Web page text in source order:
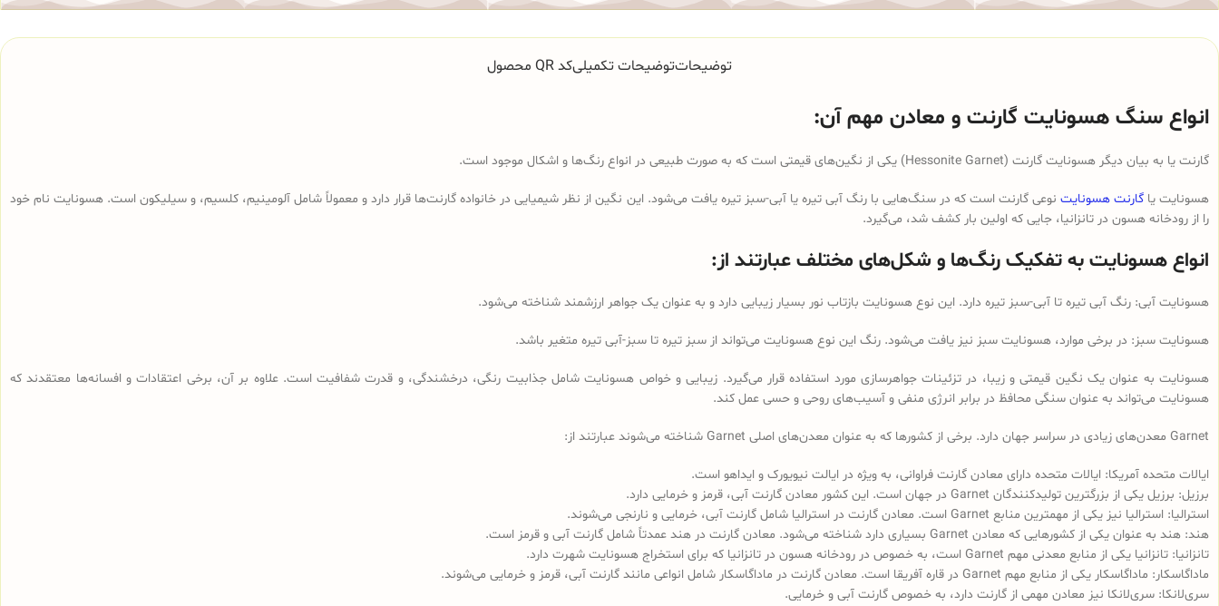
توضیحاتتوضیحات تکمیلیکد QR محصول
انواع سنگ هسونایت گارنت و معادن مهم آن:
گارنت یا به بیان دیگر هسونایت گارنت (Hessonite Garnet) یکی از نگین‌های قیمتی است که به صورت طبیعی در انواع رنگ‌ها و اشکال موجود است.
هسونایت یاگارنت هسونایت نوعی گارنت است که در سنگ‌هایی با رنگ آبی تیره یا آبی-سبز تیره یافت می‌شود. این نگین از نظر شیمیایی در خانواده گارنت‌ها قرار دارد و معمولاً شامل آلومینیم، کلسیم، و سیلیکون است. هسونایت نام خود
را از رودخانه هسون در تانزانیا، جایی که اولین بار کشف شد، می‌گیرد.
انواع هسونایت به تفکیک رنگ‌ها و شکل‌های مختلف عبارتند از:
هسونایت آبی: رنگ آبی تیره تا آبی-سبز تیره دارد. این نوع هسونایت بازتاب نور بسیار زیبایی دارد و به عنوان یک جواهر ارزشمند شناخته می‌شود.
هسونایت سبز: در برخی موارد، هسونایت سبز نیز یافت می‌شود. رنگ این نوع هسونایت می‌تواند از سبز تیره تا سبز-آبی تیره متغیر باشد.
هسونایت به عنوان یک نگین قیمتی و زیبا، در تزئینات جواهرسازی مورد استفاده قرار می‌گیرد. زیبایی و خواص هسونایت شامل جذابیت رنگی، درخشندگی، و قدرت شفافیت است. علاوه بر آن، برخی اعتقادات و افسانه‌ها معتقدند که
هسونایت می‌تواند به عنوان سنگی محافظ در برابر انرژی منفی و آسیب‌های روحی و حسی عمل کند.
Garnet معدن‌های زیادی در سراسر جهان دارد. برخی از کشورها که به عنوان معدن‌های اصلی Garnet شناخته می‌شوند عبارتند از:
ایالات متحده آمریکا: ایالات متحده دارای معادن گارنت فراوانی، به ویژه در ایالت نیویورک و ایداهو است.
برزیل: برزیل یکی از بزرگترین تولیدکنندگان Garnet در جهان است. این کشور معادن گارنت آبی، قرمز و خرمایی دارد.
استرالیا: استرالیا نیز یکی از مهمترین منابع Garnet است. معادن گارنت در استرالیا شامل گارنت آبی، خرمایی و نارنجی می‌شوند.
هند: هند به عنوان یکی از کشورهایی که معادن‌ Garnet بسیاری دارد شناخته می‌شود. معادن‌ گارنت در هند عمدتاً شامل گارنت آبی و قرمز است.
تانزانیا: تانزانیا یکی از منابع معدنی مهم Garnet است، به خصوص در رودخانه هسون در تانزانیا که برای استخراج هسونایت شهرت دارد.
ماداگاسکار: ماداگاسکار یکی از منابع مهم Garnet در قاره آفریقا است. معادن گارنت در ماداگاسکار شامل انواعی مانند گارنت آبی، قرمز و خرمایی می‌شوند.
سری‌لانکا: سری‌لانکا نیز معادن‌ مهمی از گارنت دارد، به خصوص گارنت آبی و خرمایی.